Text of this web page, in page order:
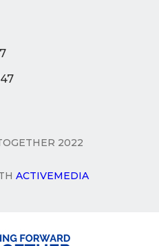
2022
ACTIVEMEDIA